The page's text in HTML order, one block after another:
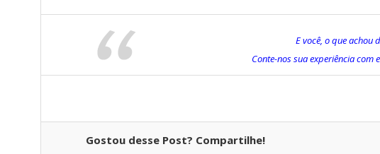
E você, o que achou
Conte-nos sua experiência com
Gostou desse Post? Compartilhe!